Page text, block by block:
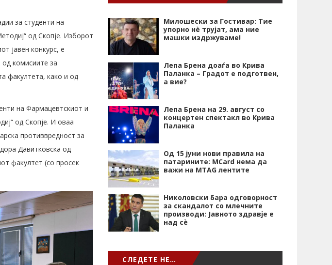
за студенти на
од Скопје. Изборот
јавен конкурс, е
комисиите за
факултета, како и од
на Фармацевтскиот и
oд Скопје. И оваа
противвредност за
Давитковска од
факултет (со просек
Милошески за Гостивар: Тие
упорно нѐ трујат, ама ние
машки издржуваме!
Лепа Брена доаѓа во Крива
Паланка – Градот е подготвен,
а вие?
Лепа Брена на 29. август со
концертен спектакл во Крива
Паланка
Од 15 јуни нови правила на
патарините: MCard нема да
важи на MTAG лентите
Николовски бара одговорност
за скандалот со млечните
производи: Јавното здравје е
над сѐ
СЛЕДЕТЕ НЕ…